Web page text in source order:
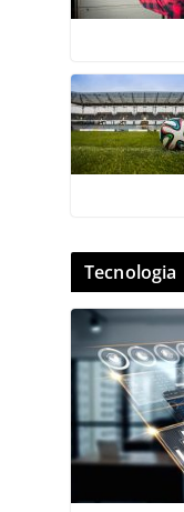
Tecnologia